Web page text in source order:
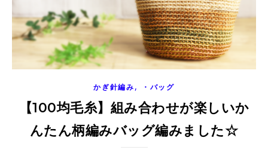
かぎ針編み, ・バッグ
【100均毛糸】組み合わせが楽しいか
んたん柄編みバッグ編みました☆